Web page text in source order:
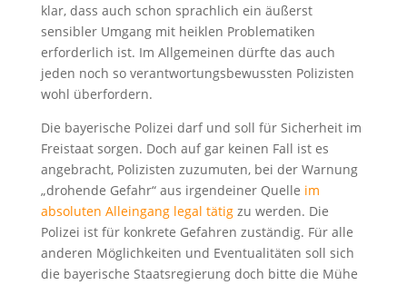
klar, dass auch schon sprachlich ein äußerst
sensibler Umgang mit heiklen Problematiken
erforderlich ist. Im Allgemeinen dürfte das auch
jeden noch so verantwortungsbewussten Polizisten
wohl überfordern.
Die bayerische Polizei darf und soll für Sicherheit im
Freistaat sorgen. Doch auf gar keinen Fall ist es
angebracht, Polizisten zuzumuten, bei der Warnung
„drohende Gefahr“ aus irgendeiner Quelle im
absoluten Alleingang legal tätigzu werden. Die
Polizei ist für konkrete Gefahren zuständig. Für alle
anderen Möglichkeiten und Eventualitäten soll sich
die bayerische Staatsregierung doch bitte die Mühe